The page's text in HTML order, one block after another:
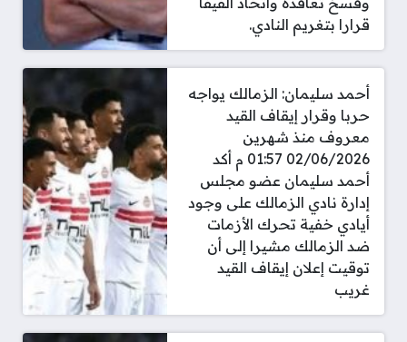
قرارا بتغريم النادي.
أحمد سليمان: الزمالك يواجه
حربا وقرار إيقاف القيد
معروف منذ شهرين
02/06/2026 01:57 م أكد
أحمد سليمان عضو مجلس
إدارة نادي الزمالك على وجود
أيادي خفية تحرك الأزمات
ضد الزمالك مشيرا إلى أن
توقيت إعلان إيقاف القيد
غريب